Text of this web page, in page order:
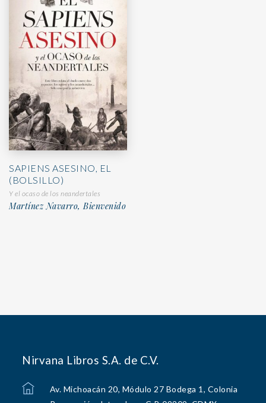
SAPIENS ASESINO, EL
(BOLSILLO)
Y el ocaso de los neandertales
Martínez Navarro, Bienvenido
Nirvana Libros S.A. de C.V.
Av. Michoacán 20, Módulo 27 Bodega 1, Colonia